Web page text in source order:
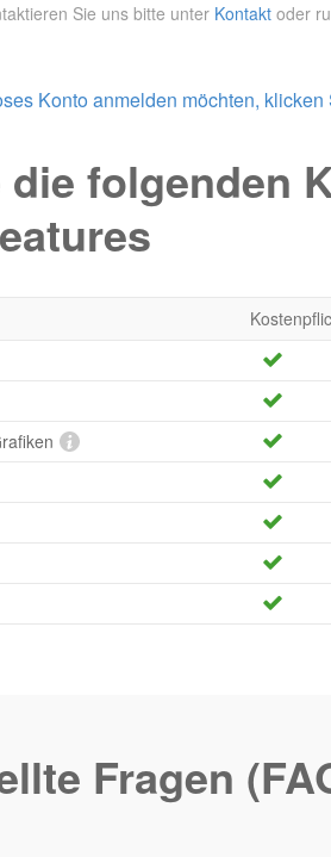
Sie uns bitte unter Kontakt oder
Konto anmelden möchten, klicken
folgenden
Fragen